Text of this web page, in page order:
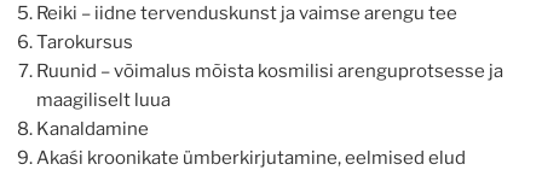
Reiki – iidne tervenduskunst ja vaimse arengu tee
Tarokursus
Ruunid – võimalus mõista kosmilisi arenguprotsesse ja
maagiliselt luua
Kanaldamine
Akaśi kroonikate ümberkirjutamine, eelmised elud